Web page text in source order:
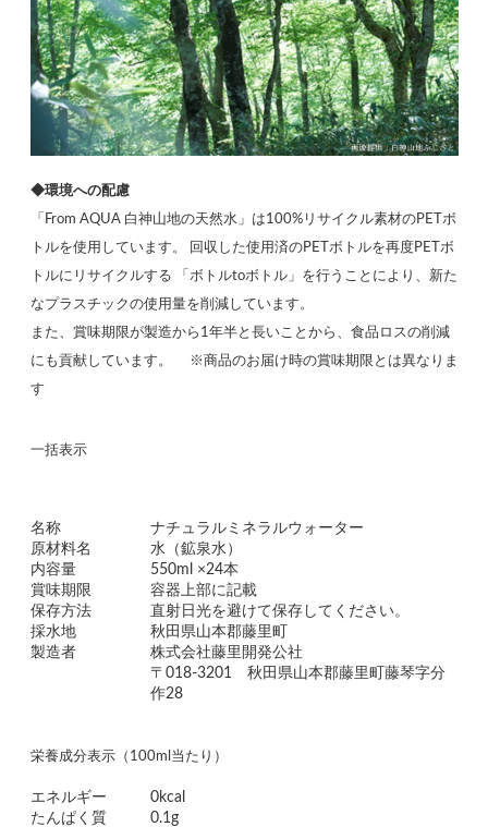
◆環境への配慮
「From AQUA 白神山地の天然水」は100%リサイクル素材のPETボ
トルを使用しています。 回収した使用済のPETボトルを再度PETボ
トルにリサイクルする 「ボトルtoボトル」を行うことにより、新た
なプラスチックの使用量を削減しています。
また、賞味期限が製造から1年半と長いことから、食品ロスの削減
にも貢献しています。 ※商品のお届け時の賞味期限とは異なりま
す
一括表示
名称
ナチュラルミネラルウォーター
原材料名
水（鉱泉水）
内容量
550ml ×24本
賞味期限
容器上部に記載
保存方法
直射日光を避けて保存してください。
採水地
秋田県山本郡藤里町
製造者
株式会社藤里開発公社
〒018-3201 秋田県山本郡藤里町藤琴字分
作28
栄養成分表示（100ml当たり）
エネルギー
0kcal
たんぱく質
0.1g